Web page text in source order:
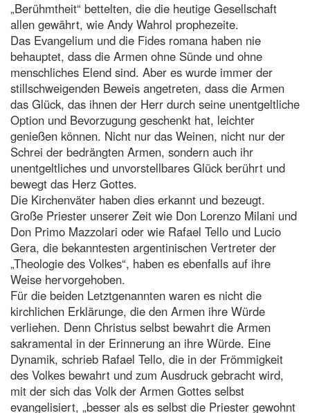
„Berühmtheit“ bettelten, die die heutige Gesellschaft
allen gewährt, wie Andy Wahrol prophezeite.
Das Evangelium und die Fides romana haben nie
behauptet, dass die Armen ohne Sünde und ohne
menschliches Elend sind. Aber es wurde immer der
stillschweigenden Beweis angetreten, dass die Armen
das Glück, das ihnen der Herr durch seine unentgeltliche
Option und Bevorzugung geschenkt hat, leichter
genießen können. Nicht nur das Weinen, nicht nur der
Schrei der bedrängten Armen, sondern auch ihr
unentgeltliches und unvorstellbares Glück berührt und
bewegt das Herz Gottes.
Die Kirchenväter haben dies erkannt und bezeugt.
Große Priester unserer Zeit wie Don Lorenzo Milani und
Don Primo Mazzolari oder wie Rafael Tello und Lucio
Gera, die bekanntesten argentinischen Vertreter der
„Theologie des Volkes“, haben es ebenfalls auf ihre
Weise hervorgehoben.
Für die beiden Letztgenannten waren es nicht die
kirchlichen Erklärunge, die den Armen ihre Würde
verliehen. Denn Christus selbst bewahrt die Armen
sakramental in der Erinnerung an ihre Würde. Eine
Dynamik, schrieb Rafael Tello, die in der Frömmigkeit
des Volkes bewahrt und zum Ausdruck gebracht wird,
mit der sich das Volk der Armen Gottes selbst
evangelisiert, „besser als es selbst die Priester gewohnt